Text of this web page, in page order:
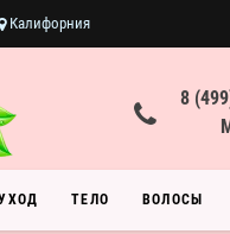
Калифорния
8
ТЕЛО ВОЛОСЫ